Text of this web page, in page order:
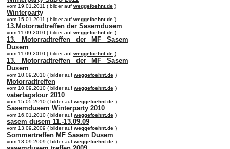
vom 19.01.2011 ( bilder auf weggefoehnt.de )
Winterparty
vom 15.01.2011 ( bilder auf weggefoehnt.de )
13.Motorradtreffen der Sasemdusem
vom 11.09.2010 ( bilder auf weggefoehnt.de )
13. Motorradtreffen der MF Sasem
Dusem
vom 11.09.2010 ( bilder auf weggefoehnt.de )
13. Motorradtreffen der MF Sasem
Dusem
vom 10.09.2010 ( bilder auf weggefoehnt.de )
Motorradtreffen
vom 10.09.2010 ( bilder auf weggefoehnt.de )
vatertagstour 2010
vom 15.05.2010 ( bilder auf weggefoehnt.de )
Sasemdusem Winterparty 2010
vom 16.01.2010 ( bilder auf weggefoehnt.de )
sasem dusem 11.-13.09.09
vom 13.09.2009 ( bilder auf weggefoehnt.de )
Sommertreffen MF Sasem Dusem
vom 13.09.2009 ( bilder auf weggefoehnt.de )